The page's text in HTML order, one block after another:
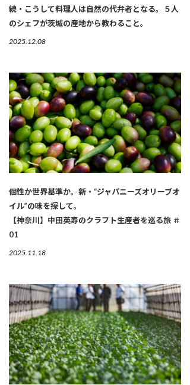
続・こうして料理人は自然の代弁者となる。５人
のシェフが茨城の産地から教わること。
2025.12.08
個性か世界基準か。新・“ジャパニーズオリーブオ
イル”の味を探して。
【神奈川】中田英寿のクラフト生産者を巡る旅 ＃
01
2025.11.18